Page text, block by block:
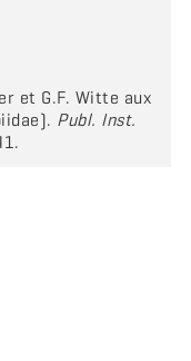
et G.F. Witte aux
Publ. Inst.